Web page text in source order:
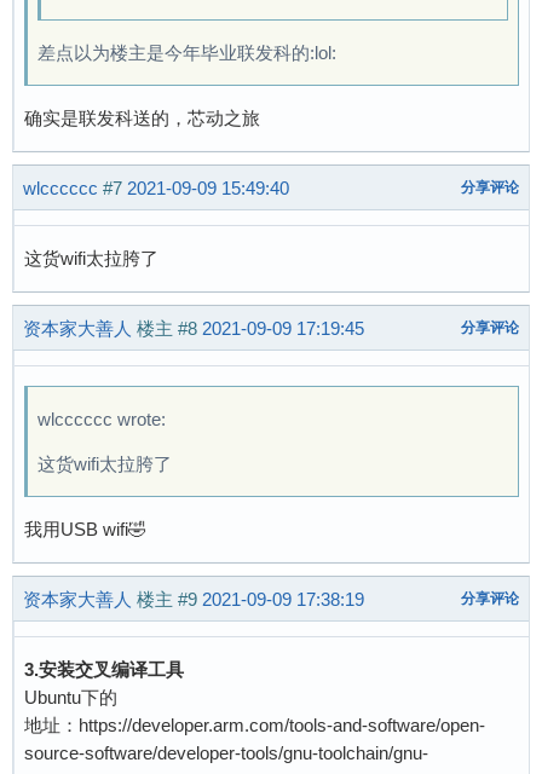
差点以为楼主是今年毕业联发科的:lol:
确实是联发科送的，芯动之旅
wlcccccc #7 2021-09-09 15:49:40 分享评论
这货wifi太拉胯了
资本家大善人 楼主 #8 2021-09-09 17:19:45 分享评论
wlcccccc wrote:
这货wifi太拉胯了
我用USB wifi🤣
资本家大善人 楼主 #9 2021-09-09 17:38:19 分享评论
3.安装交叉编译工具
Ubuntu下的
地址：https://developer.arm.com/tools-and-software/open-
source-software/developer-tools/gnu-toolchain/gnu-